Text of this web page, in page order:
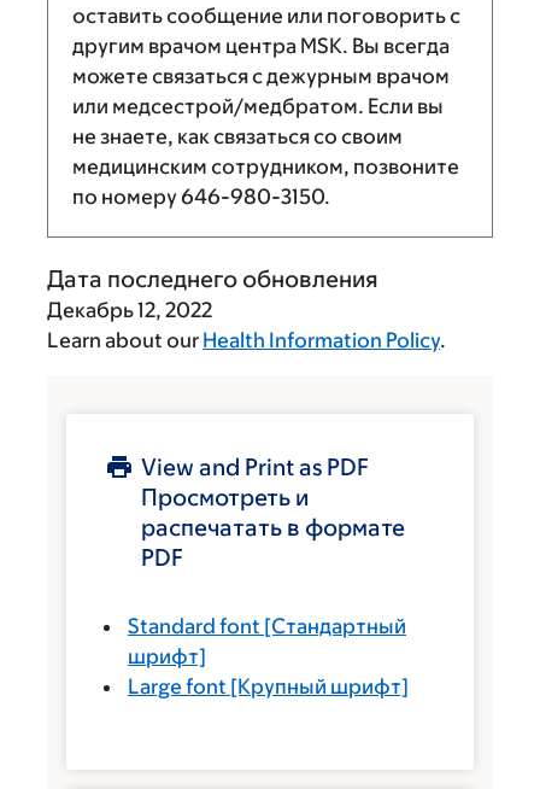
оставить сообщение или поговорить с
другим врачом центра MSK. Вы всегда
можете связаться с дежурным врачом
или медсестрой/медбратом. Если вы
не знаете, как связаться со своим
медицинским сотрудником, позвоните
по номеру646-980-3150.
Дата последнего обновления
Декабрь 12, 2022
Learn about our Health Information Policy.
View and Print as PDF
Просмотреть и
распечатать в формате
PDF
Standard font [Стандартный
шрифт]
Large font [Крупный шрифт]